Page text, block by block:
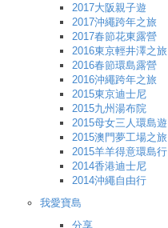
2017大阪親子遊
2017沖繩跨年之旅
2017春節花東露營
2016東京輕井澤之旅
2016春節環島露營
2016沖繩跨年之旅
2015東京迪士尼
2015九州湯布院
2015母女三人環島遊
2015澳門夢工場之旅
2015羊羊得意環島行
2014香港迪士尼
2014沖繩自由行
我愛寶島
分享